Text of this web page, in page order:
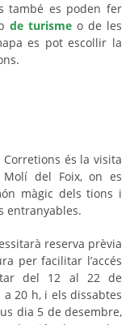
també es poden fer
de turisme o de les
es pot escollir la
és la visita
del Foix, on es
màgic dels tions i
entranyables.
reserva prèvia
per facilitar l’accés
del 12 al 22 de
20 h, i els dissabtes
dia 5 de desembre,